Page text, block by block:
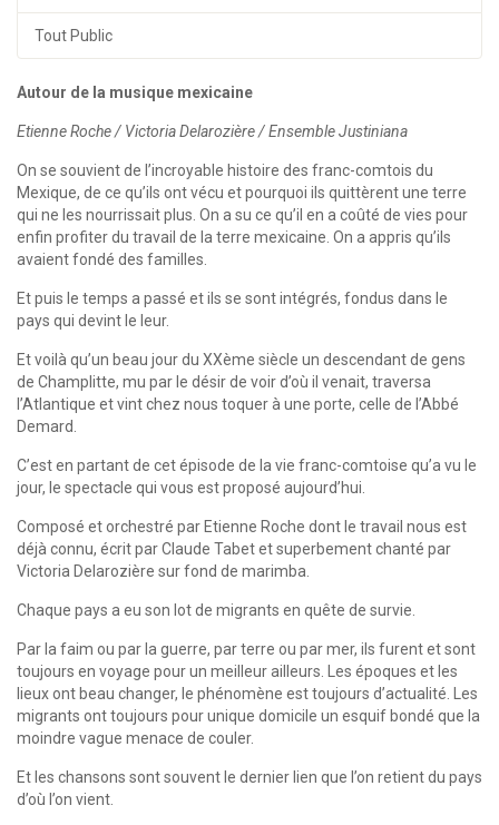
Tout Public
Autour de la musique mexicaine
Etienne Roche / Victoria Delarozière / Ensemble Justiniana
On se souvient de l’incroyable histoire des franc-comtois du
Mexique, de ce qu’ils ont vécu et pourquoi ils quittèrent une terre
qui ne les nourrissait plus. On a su ce qu’il en a coûté de vies pour
enfin profiter du travail de la terre mexicaine. On a appris qu’ils
avaient fondé des familles.
Et puis le temps a passé et ils se sont intégrés, fondus dans le
pays qui devint le leur.
Et voilà qu’un beau jour du XXème siècle un descendant de gens
de Champlitte, mu par le désir de voir d’où il venait, traversa
l’Atlantique et vint chez nous toquer à une porte, celle de l’Abbé
Demard.
C’est en partant de cet épisode de la vie franc-comtoise qu’a vu le
jour, le spectacle qui vous est proposé aujourd’hui.
Composé et orchestré par Etienne Roche dont le travail nous est
déjà connu, écrit par Claude Tabet et superbement chanté par
Victoria Delarozière sur fond de marimba.
Chaque pays a eu son lot de migrants en quête de survie.
Par la faim ou par la guerre, par terre ou par mer, ils furent et sont
toujours en voyage pour un meilleur ailleurs. Les époques et les
lieux ont beau changer, le phénomène est toujours d’actualité. Les
migrants ont toujours pour unique domicile un esquif bondé que la
moindre vague menace de couler.
Et les chansons sont souvent le dernier lien que l’on retient du pays
d’où l’on vient.